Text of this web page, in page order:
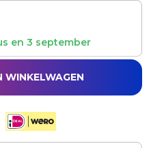
en 3 september
WINKELWAGEN